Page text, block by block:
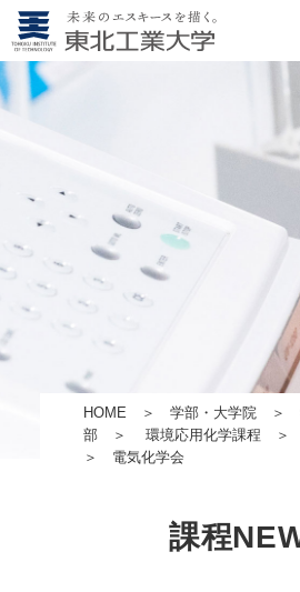
HOME ＞ 学部・大学院＞
部＞ 環境応用化学課程 ＞
＞ 電気化学会
課程